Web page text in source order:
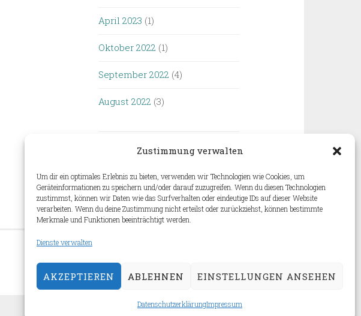
Zustimmung verwalten
Um dir ein optimales Erlebnis zu bieten, verwenden wir Technologien wie Cookies, um
Geräteinformationen zu speichern und/oder darauf zuzugreifen. Wenn du diesen Technologien
zustimmst, können wir Daten wie das Surfverhalten oder eindeutige IDs auf dieser Website
verarbeiten. Wenn du deine Zustimmung nicht erteilst oder zurückziehst, können bestimmte
Merkmale und Funktionen beeinträchtigt werden.
Dienste verwalten
AKZEPTIEREN ABLEHNEN EINSTELLUNGEN ANSEHEN
DatenschutzerklärungImpressum
April 2023 (1)
Oktober 2022 (1)
September 2022 (4)
August 2022 (3)